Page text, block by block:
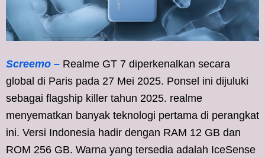
Screemo – Realme GT 7 diperkenalkan secara
global di Paris pada 27 Mei 2025. Ponsel ini dijuluki
sebagai flagship killer tahun 2025. realme
menyematkan banyak teknologi pertama di perangkat
ini. Versi Indonesia hadir dengan RAM 12 GB dan
ROM 256 GB. Warna yang tersedia adalah IceSense